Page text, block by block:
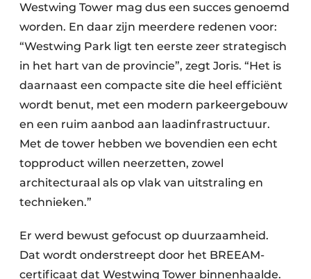
Westwing Tower mag dus een succes genoemd
worden. En daar zijn meerdere redenen voor:
“Westwing Park ligt ten eerste zeer strategisch
in het hart van de provincie”, zegt Joris. “Het is
daarnaast een compacte site die heel efficiënt
wordt benut, met een modern parkeergebouw
en een ruim aanbod aan laadinfrastructuur.
Met de tower hebben we bovendien een echt
topproduct willen neerzetten, zowel
architecturaal als op vlak van uitstraling en
technieken.”
Er werd bewust gefocust op duurzaamheid.
Dat wordt onderstreept door het BREEAM-
certificaat dat Westwing Tower binnenhaalde.